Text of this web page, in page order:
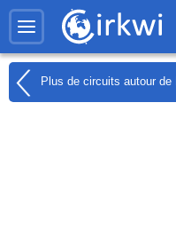
Plus de circuits autour de